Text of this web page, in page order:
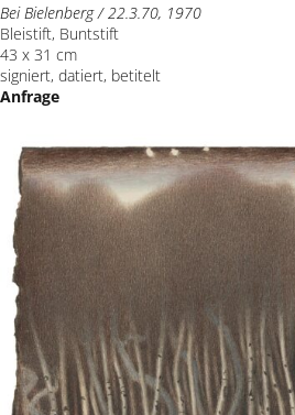
Bei Bielenberg / 22.3.70, 1970
Bleistift, Buntstift
43 x 31 cm
signiert, datiert, betitelt
Anfrage